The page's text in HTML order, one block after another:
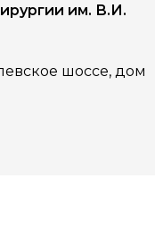
им. В.И.
шоссе, дом